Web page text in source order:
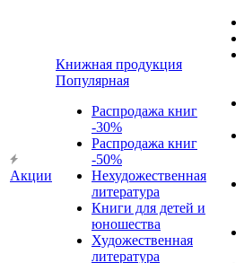
Акции
Книжная продукция
Популярная
Распродажа книг
-30%
Распродажа книг
-50%
Нехудожественная
литература
Книги для детей и
юношества
Художественная
литература